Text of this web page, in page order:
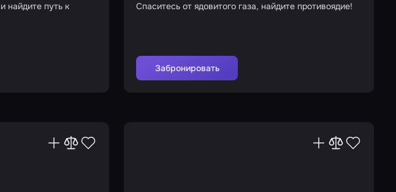
найдите путь к
Спаситесь от ядовитого газа, найдите противоядие!
Забронировать